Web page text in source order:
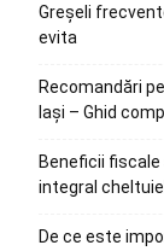
Greșeli
evita
Recomandări
Iași – Ghid
Beneficii
integral
De ce este